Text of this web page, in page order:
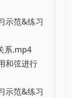
示范&练习
系.mp4
和弦进行
示范&练习